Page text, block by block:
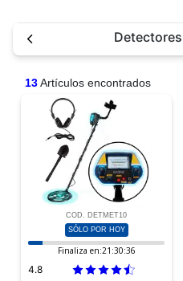
13Artículos encontrados
COD. DETMET10
SÓLO POR HOY
Finaliza en:21:30:36
4.8